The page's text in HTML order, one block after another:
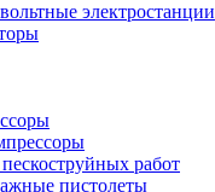
электростанции
работ
пистолеты